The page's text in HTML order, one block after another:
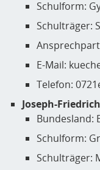
Schulform:
Schulträger:
E-Mail:
Telefon:
Joseph-
Bundesland:
Schulform:
Schulträger: